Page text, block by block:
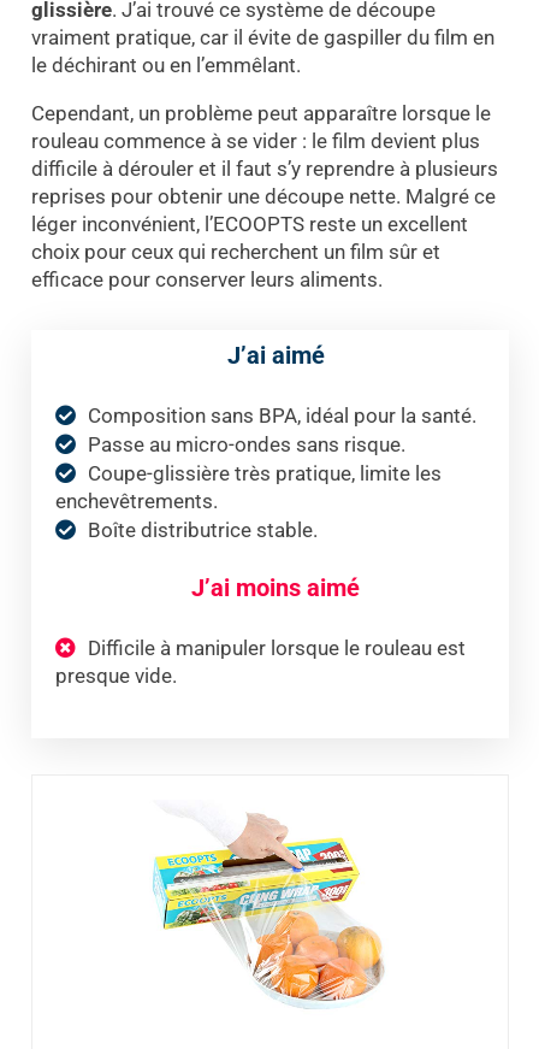
glissière. J’ai trouvé ce système de découpe
vraiment pratique, car il évite de gaspiller du film en
le déchirant ou en l’emmêlant.
Cependant, un problème peut apparaître lorsque le
rouleau commence à se vider : le film devient plus
difficile à dérouler et il faut s’y reprendre à plusieurs
reprises pour obtenir une découpe nette. Malgré ce
léger inconvénient, l’ECOOPTS reste un excellent
choix pour ceux qui recherchent un film sûr et
efficace pour conserver leurs aliments.
J’ai aimé
Composition sans BPA, idéal pour la santé.
Passe au micro-ondes sans risque.
Coupe-glissière très pratique, limite les
enchevêtrements.
Boîte distributrice stable.
J’ai moins aimé
Difficile à manipuler lorsque le rouleau est
presque vide.